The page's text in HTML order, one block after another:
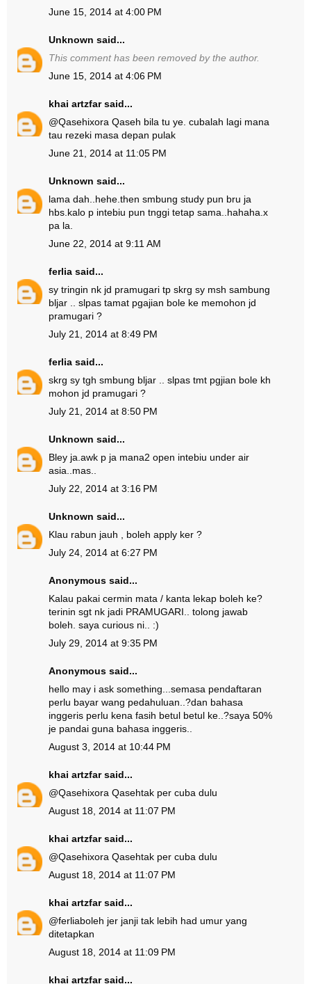
June 15, 2014 at 4:00 PM
Unknown said...
This comment has been removed by the author.
June 15, 2014 at 4:06 PM
khai artzfarsaid...
@Qasehixora Qaseh bila tu ye. cubalah lagi mana
tau rezeki masa depan pulak
June 21, 2014 at 11:05 PM
Unknown said...
lama dah..hehe.then smbung study pun bru ja
hbs.kalo p intebiu pun tnggi tetap sama..hahaha.x
pa la.
June 22, 2014 at 9:11 AM
ferlia said...
sy tringin nk jd pramugari tp skrg sy msh sambung
bljar .. slpas tamat pgajian bole ke memohon jd
pramugari ?
July 21, 2014 at 8:49 PM
ferlia said...
skrg sy tgh smbung bljar .. slpas tmt pgjian bole kh
mohon jd pramugari ?
July 21, 2014 at 8:50 PM
Unknown said...
Bley ja.awk p ja mana2 open intebiu under air
asia..mas..
July 22, 2014 at 3:16 PM
Unknown said...
Klau rabun jauh , boleh apply ker ?
July 24, 2014 at 6:27 PM
Anonymous said...
Kalau pakai cermin mata / kanta lekap boleh ke?
terinin sgt nk jadi PRAMUGARI.. tolong jawab
boleh. saya curious ni.. :)
July 29, 2014 at 9:35 PM
Anonymous said...
hello may i ask something...semasa pendaftaran
perlu bayar wang pedahuluan..?dan bahasa
inggeris perlu kena fasih betul betul ke..?saya 50%
je pandai guna bahasa inggeris..
August 3, 2014 at 10:44 PM
khai artzfarsaid...
@Qasehixora Qasehtak per cuba dulu
August 18, 2014 at 11:07 PM
khai artzfarsaid...
@Qasehixora Qasehtak per cuba dulu
August 18, 2014 at 11:07 PM
khai artzfarsaid...
@ferliaboleh jer janji tak lebih had umur yang
ditetapkan
August 18, 2014 at 11:09 PM
khai artzfarsaid...